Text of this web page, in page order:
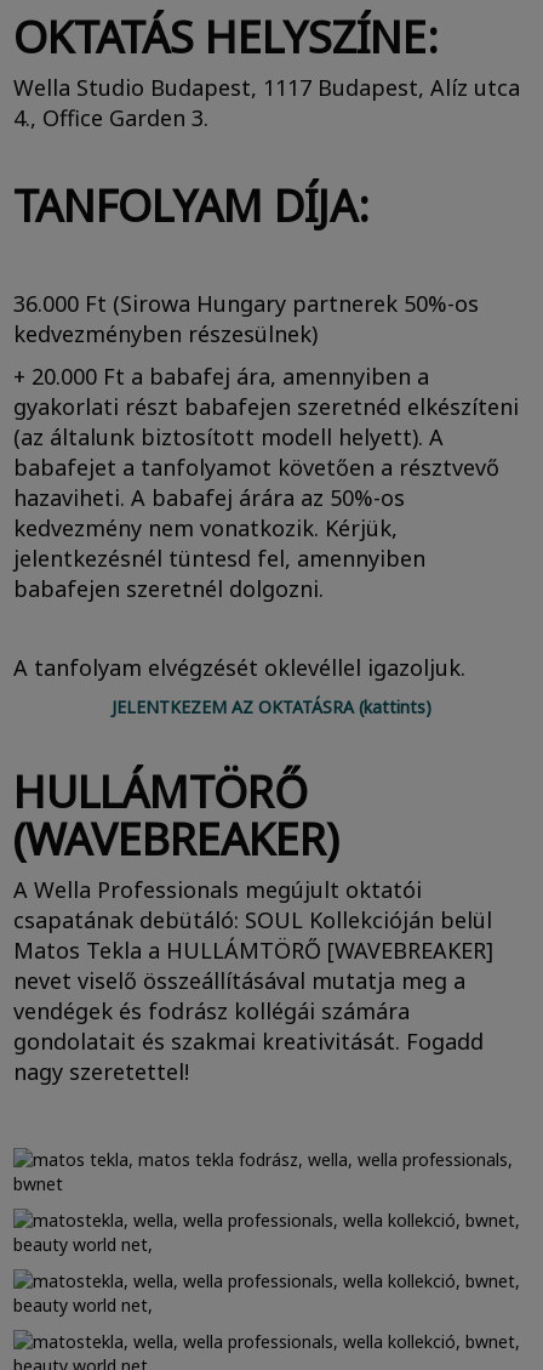
OKTATÁS HELYSZÍNE:
Wella Studio Budapest, 1117 Budapest, Alíz utca
4., Office Garden 3.
TANFOLYAM DÍJA:
36.000 Ft (Sirowa Hungary partnerek 50%-os
kedvezményben részesülnek)
+ 20.000 Ft a babafej ára, amennyiben a
gyakorlati részt babafejen szeretnéd elkészíteni
(az általunk biztosított modell helyett). A
babafejet a tanfolyamot követően a résztvevő
hazaviheti. A babafej árára az 50%-os
kedvezmény nem vonatkozik. Kérjük,
jelentkezésnél tüntesd fel, amennyiben
babafejen szeretnél dolgozni.
A tanfolyam elvégzését oklevéllel igazoljuk.
JELENTKEZEM AZ OKTATÁSRA (kattints)
HULLÁMTÖRŐ
(WAVEBREAKER)
A Wella Professionals megújult oktatói
csapatának debütáló: SOUL Kollekcióján belül
Matos Tekla a HULLÁMTÖRŐ [WAVEBREAKER]
nevet viselő összeállításával mutatja meg a
vendégek és fodrász kollégái számára
gondolatait és szakmai kreativitását. Fogadd
nagy szeretettel!